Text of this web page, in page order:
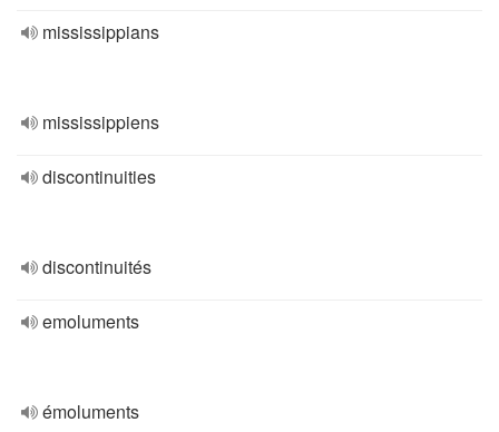
mississippians
mississippiens
discontinuities
discontinuités
emoluments
émoluments